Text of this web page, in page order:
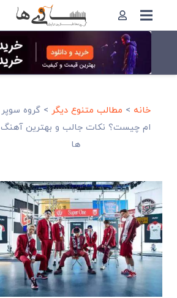
خانه > مطالب متنوع دیگر >گروه سوپر
ام چیست؟ نکات جالب و بهترین آهنگ
ها